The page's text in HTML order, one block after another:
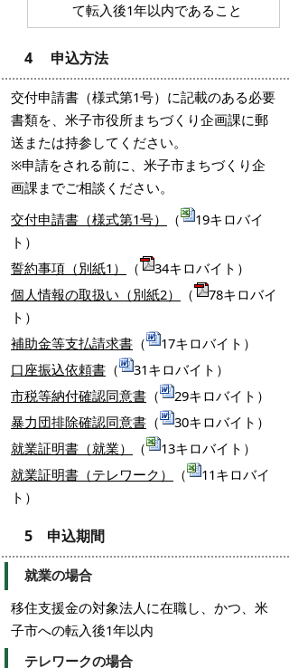
て転入後1年以内であること
4 申込方法
交付申請書（様式第1号）に記載のある必要
書類を、米子市役所まちづくり企画課に郵
送または持参してください。
※申請をされる前に、米子市まちづくり企
画課までご相談ください。
交付申請書（様式第1号）
（
19キロバイ
ト）
誓約事項（別紙1）
（
34キロバイト）
個人情報の取扱い（別紙2）
（
78キロバイ
ト）
補助金等支払請求書 （
17キロバイト）
口座振込依頼書 （
31キロバイト）
市税等納付確認同意書 （
29キロバイト）
暴力団排除確認同意書 （
30キロバイト）
就業証明書（就業）
（
13キロバイト）
就業証明書（テレワーク）
（
11キロバイ
ト）
5 申込期間
就業の場合
移住支援金の対象法人に在職し、かつ、米
子市への転入後1年以内
テレワークの場合